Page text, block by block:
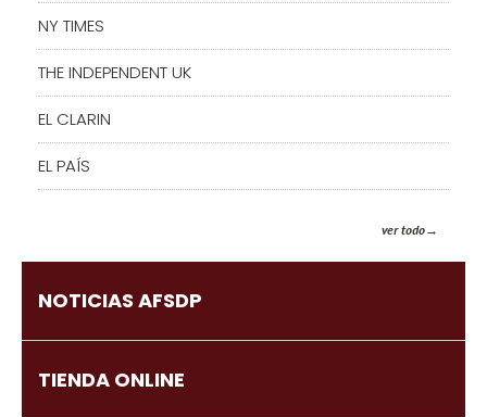
NY TIMES
THE INDEPENDENT UK
EL CLARIN
EL PAÍS
ver todo
NOTICIAS AFSDP
TIENDA ONLINE